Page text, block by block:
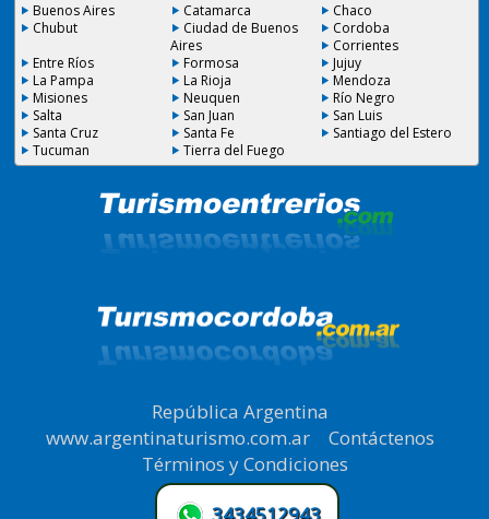
Buenos Aires Catamarca
Chaco
Chubut
Ciudad de Buenos
Aires
Cordoba
Corrientes
Entre Ríos
Formosa
Jujuy
La Pampa
La Rioja
Mendoza
Misiones
Neuquen
Río Negro
Salta
San Juan
San Luis
Santa Cruz
Santa Fe
Santiago del Estero
Tucuman
Tierra del Fuego
República Argentina
www.argentinaturismo.com.ar| Contáctenos
Términos y Condiciones